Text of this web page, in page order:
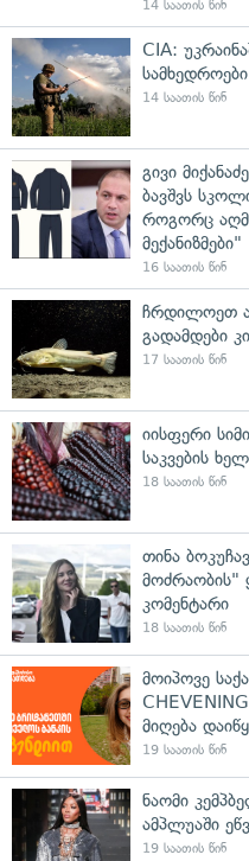
14 საათის წინ
CIA:
14 საათის წინ
გივი
ბავშვს
როგორც
მექანიზმები"
16 საათის წინ
ჩრდილოეთ
გადამდები
17 საათის წინ
იისფერი
საკვების
18 საათის წინ
თინა
მოძრაობის"
კომენტარი
18 საათის წინ
მოიპოვე
მიღება
19 საათის წინ
ნაომი
ამპლუაში
19 საათის წინ